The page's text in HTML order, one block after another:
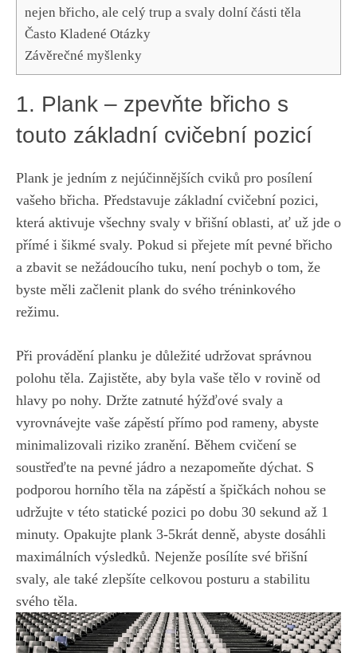
‍nejen břicho, ale celý trup​ a svaly dolní části těla
Často Kladené Otázky
Závěrečné myšlenky
1. Plank – zpevňte břicho s
touto základní cvičební pozicí
Plank je jedním z nejúčinnějších cviků pro posílení
vašeho břicha. Představuje základní cvičební pozici,
která aktivuje všechny svaly v břišní oblasti, ať už jde o
‌přímé i šikmé svaly.‌ Pokud‌ si přejete mít pevné břicho
a zbavit se nežádoucího tuku, není⁤ pochyb⁢ o ⁢tom, že⁣
byste měli začlenit plank do svého tréninkového
režimu.
Při provádění⁢ planku je důležité udržovat správnou
polohu těla. Zajistěte, aby byla vaše tělo v rovině od
hlavy po nohy. Držte zatnuté hýžďové svaly⁤ a
vyrovnávejte vaše zápěstí přímo pod rameny, abyste
minimalizovali riziko zranění. Během cvičení se
soustřeďte na pevné jádro a nezapomeňte dýchat. S
podporou horního těla na zápěstí a špičkách nohou se
udržujte ‌v této statické pozici po dobu 30 sekund až 1
minuty.⁢ Opakujte plank 3-5krát denně, abyste dosáhli‍
maximálních výsledků. Nejenže posílíte své břišní
svaly, ale také zlepšíte celkovou posturu a stabilitu
svého těla.